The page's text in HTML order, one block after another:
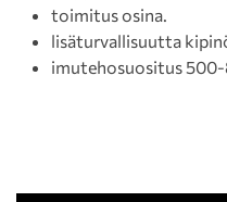
toimitus osina.
lisäturvallisuutta
imutehosuositus